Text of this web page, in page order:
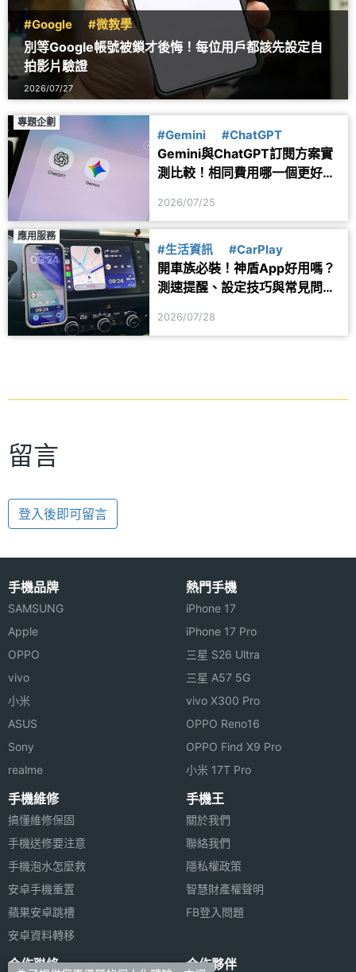
#Google #微教學
別等Google帳號被鎖才後悔！每位用戶都該先設定自
拍影片驗證
2026/07/27
專題企劃
#Gemini #ChatGPT
Gemini與ChatGPT訂閱方案實
測比較！相同費用哪一個更好
2026/07/25
應用服務
#生活資訊 #CarPlay
開車族必裝！神盾App好用嗎？
測速提醒、設定技巧與常見問題
2026/07/28
留言
登入後即可留言
手機品牌
SAMSUNG
Apple
OPPO
vivo
小米
ASUS
Sony
realme
熱門手機
iPhone 17
iPhone 17 Pro
三星 S26 Ultra
三星 A57 5G
vivo X300 Pro
OPPO Reno16
OPPO Find X9 Pro
小米 17T Pro
手機維修
搞懂維修保固
手機送修要注意
手機泡水怎麼救
安卓手機重置
蘋果安卓跳槽
安卓資料轉移
手機王
關於我們
聯絡我們
隱私權政策
智慧財產權聲明
FB登入問題
合作聯絡 合作夥伴